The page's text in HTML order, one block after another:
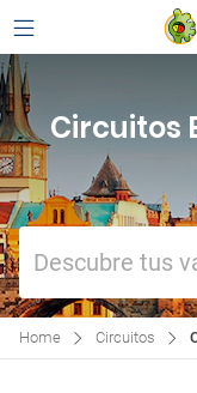
Circuitos
Descubre tus
Home Circuitos